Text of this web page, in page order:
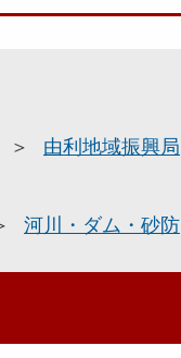
由利地域振興局
河川・ダム・砂防